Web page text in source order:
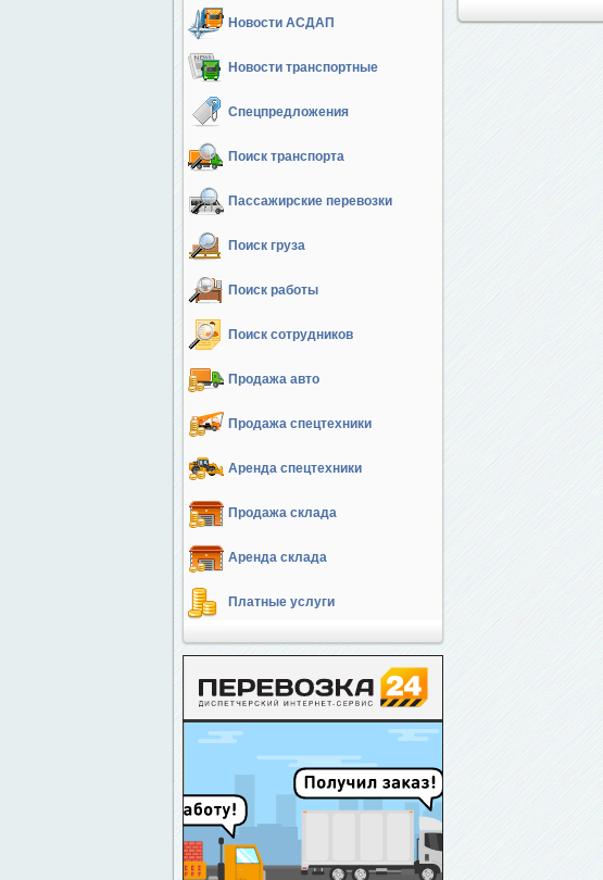
Новости АСДАП
Новости транспортные
Спецпредложения
Поиск транспорта
Пассажирские перевозки
Поиск груза
Поиск работы
Поиск сотрудников
Продажа авто
Продажа спецтехники
Аренда спецтехники
Продажа склада
Аренда склада
Платные услуги